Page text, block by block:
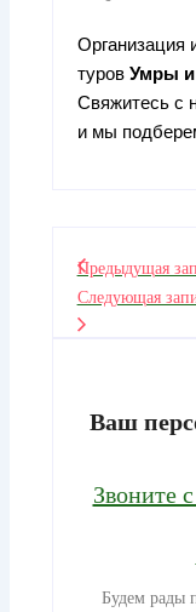
Организация
туров Умры и
Свяжитесь с
и мы
Предыдущая
Следующая
Ваш
Звоните
Будем рады